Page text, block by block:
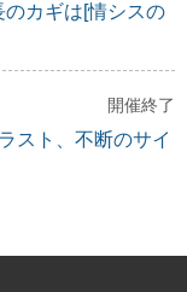
のカギは[情シスの
開催終了
スト、不断のサイ